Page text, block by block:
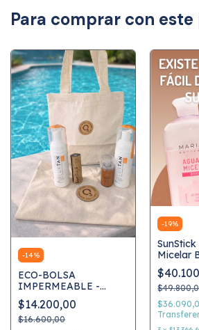
Para comprar con
-14%
ECO-BOLSA
IMPERMEABLE -
OZONE LIFESTYLE
$14.200,00
$16.600,00
-19%
Micelar